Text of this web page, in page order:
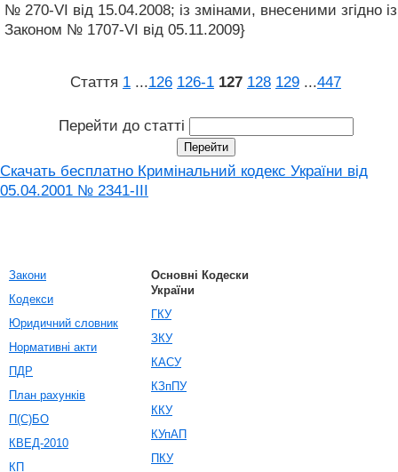
№ 270-VI від 15.04.2008; із змінами, внесеними згідно із
Законом № 1707-VI від 05.11.2009}
Стаття 1 ...126 126‑1 127 128 129 ...447
Перейти до статті
Скачать бесплатно Кримінальний кодекс України від
05.04.2001 № 2341-III
Закони
Кодекси
Юридичний словник
Нормативні акти
ПДР
План рахунків
П(С)БО
КВЕД-2010
КП
Основні Кодески
України
ГКУ
ЗКУ
КАСУ
КЗпПУ
ККУ
КУпАП
ПКУ